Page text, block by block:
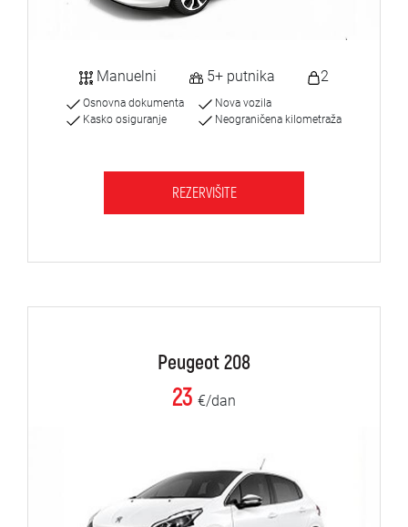
Manuelni 5+ putnika 2
Osnovna dokumenta
Kasko osiguranje
Nova vozila
Neograničena kilometraža
REZERVIŠITE
Peugeot 208
23 €/dan